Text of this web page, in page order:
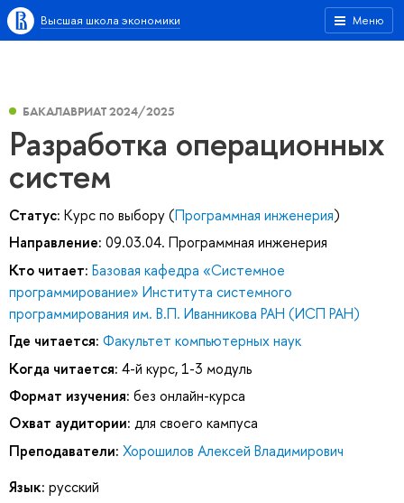
Меню
Высшая школа экономики
БАКАЛАВРИАТ 2024/2025
Разработка операционных
систем
Статус: Курс по выбору (Программная инженерия)
Направление: 09.03.04. Программная инженерия
Кто читает: Базовая кафедра «Системное
программирование» Института системного
программирования им. В.П. Иванникова РАН (ИСП РАН)
Где читается: Факультет компьютерных наук
Когда читается: 4-й курс, 1-3 модуль
Формат изучения: без онлайн-курса
Охват аудитории: для своего кампуса
Преподаватели: Хорошилов Алексей Владимирович
Язык: русский